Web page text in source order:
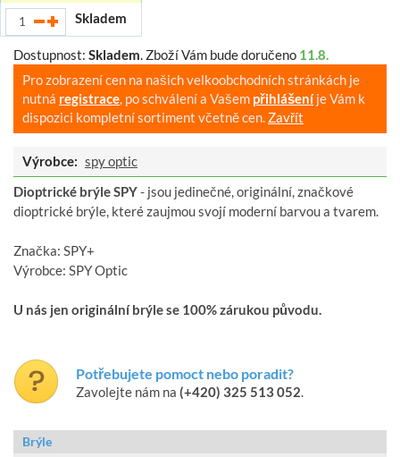
Skladem
Dostupnost: Skladem. Zboží Vám bude doručeno 11.8.
Pro zobrazení cen na našich velkoobchodních stránkách je
nutná registrace, po schválení a Vašem přihlášeníje Vám k
dispozici kompletní sortiment včetně cen. Zavřít
Výrobce: spy optic
Dioptrické brýle SPY- jsou jedinečné, originální, značkové
dioptrické brýle, které zaujmou svojí moderní barvou a tvarem.
Značka: SPY+
Výrobce: SPY Optic
U nás jen originální brýle se 100% zárukou původu.
Potřebujete pomoct nebo poradit?
Zavolejte nám na (+420) 325 513 052.
Brýle